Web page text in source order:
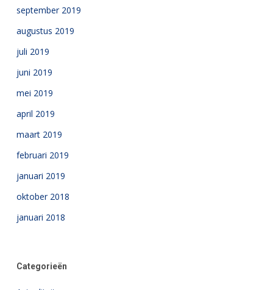
september 2019
augustus 2019
juli 2019
juni 2019
mei 2019
april 2019
maart 2019
februari 2019
januari 2019
oktober 2018
januari 2018
Categorieën